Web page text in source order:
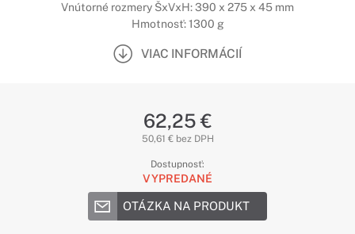
Vnútorné rozmery ŠxVxH: 390 x 275 x 45 mm
Hmotnosť: 1300 g
VIAC INFORMÁCIÍ
62,25 €
50,61 € bez DPH
Dostupnosť:
VYPREDANÉ
OTÁZKA NA PRODUKT